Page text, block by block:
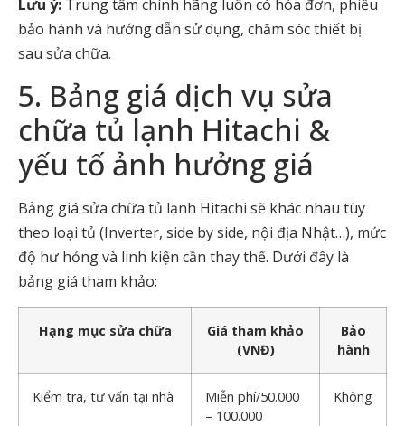
Lưu ý: Trung tâm chính hãng luôn có hóa đơn, phiếu
bảo hành và hướng dẫn sử dụng, chăm sóc thiết bị
sau sửa chữa.
5. Bảng giá dịch vụ sửa
chữa tủ lạnh Hitachi &
yếu tố ảnh hưởng giá
Bảng giá sửa chữa tủ lạnh Hitachi sẽ khác nhau tùy
theo loại tủ (Inverter, side by side, nội địa Nhật…), mức
độ hư hỏng và linh kiện cần thay thế. Dưới đây là
bảng giá tham khảo:
Hạng mục sửa chữa
Giá tham khảo
(VNĐ)
Bảo
hành
Kiểm tra, tư vấn tại nhà
Miễn phí/50.000
– 100.000
Không